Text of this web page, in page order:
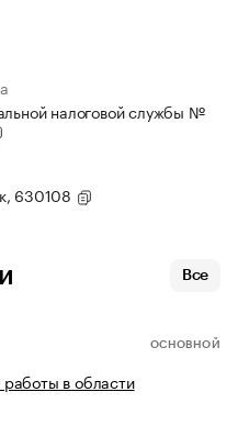
налоговой службы №
630108
Все
ОСНОВНОЙ
работы в области